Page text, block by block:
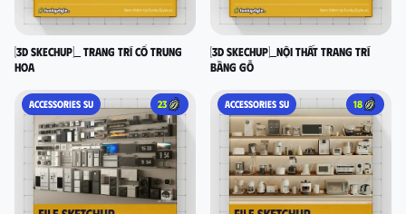
[3D SKECHUP]_ Trang trí cổ Trung
Hoa
[3D SKECHUP]_Nội thất trang trí
bằng gỗ
ACCESSORIES SU 23 ACCESSORIES SU 18